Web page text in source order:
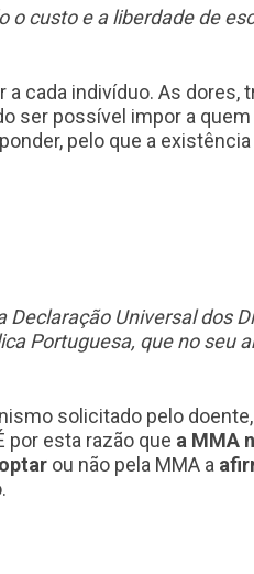
o custo e a liberdade de
cada indivíduo. As
ser possível impor a
pelo que a
Universal dos
Portuguesa, que no seu
solicitado pelo
por esta razão que a MMA
ou não pela MMA a